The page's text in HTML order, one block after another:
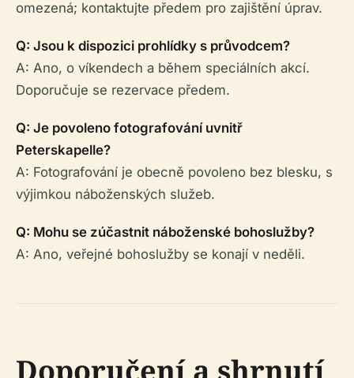
omezená; kontaktujte předem pro zajištění úprav.
Q: Jsou k dispozici prohlídky s průvodcem?
A: Ano, o víkendech a během speciálních akcí.
Doporučuje se rezervace předem.
Q: Je povoleno fotografování uvnitř
Peterskapelle?
A: Fotografování je obecně povoleno bez blesku, s
výjimkou náboženských služeb.
Q: Mohu se zúčastnit náboženské bohoslužby?
A: Ano, veřejné bohoslužby se konají v neděli.